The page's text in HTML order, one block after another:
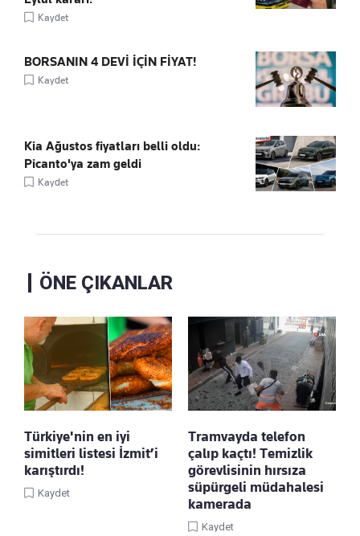
Kaydet
BORSANIN 4 DEVİ İÇİN FİYAT!
Kaydet
Kia Ağustos fiyatları belli oldu:
Picanto'ya zam geldi
Kaydet
ÖNE ÇIKANLAR
Türkiye'nin en iyi
simitleri listesi İzmit’i
karıştırdı!
Kaydet
Tramvayda telefon
çalıp kaçtı! Temizlik
görevlisinin hırsıza
süpürgeli müdahalesi
kamerada
Kaydet